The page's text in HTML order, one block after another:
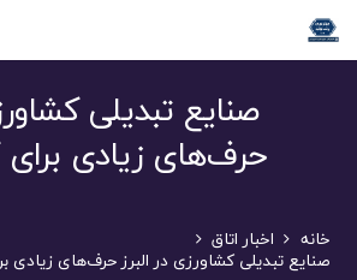
صنایع تبدیلی
حرف‌های زیادی برای
خانه اخبار اتاق
صنایع تبدیلی کشاورزی در البرز حرف‌های زیادی